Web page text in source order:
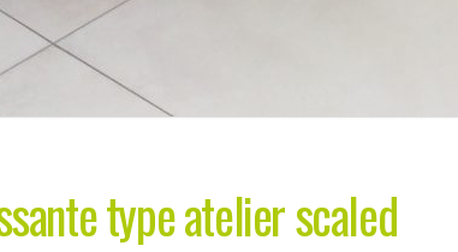
type atelier scaled